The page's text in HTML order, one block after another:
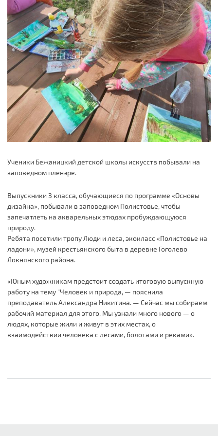
Ученики Бежаницкий детской школы искусств побывали на
заповедном пленэре.
Выпускники 3 класса, обучающиеся по программе «Основы
дизайна», побывали в заповедном Полистовье, чтобы
запечатлеть на акварельных этюдах пробуждающуюся
природу.
Ребята посетили тропу Люди и леса, экокласс «Полистовье на
ладони», музей крестьянского быта в деревне Гоголево
Локнянского района.
«Юным художникам предстоит создать итоговую выпускную
работу на тему "Человек и природа, — пояснила
преподаватель Александра Никитина. — Сейчас мы собираем
рабочий материал для этого. Мы узнали много нового — о
людях, которые жили и живут в этих местах, о
взаимодействии человека с лесами, болотами и реками».